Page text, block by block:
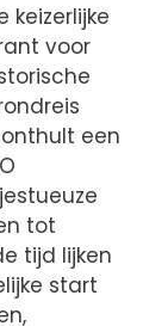
keizerlijke
voor
een
tot
tijd lijken
start